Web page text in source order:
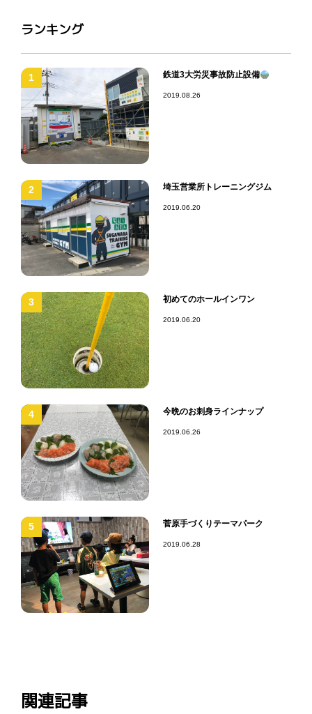
ランキング
1 鉄道3大労災事故防止設備
2019.08.26
2 埼玉営業所トレーニングジム
2019.06.20
3 初めてのホールインワン
2019.06.20
4 今晩のお刺身ラインナップ
2019.06.26
5 菅原手づくりテーマパーク
2019.06.28
関連記事